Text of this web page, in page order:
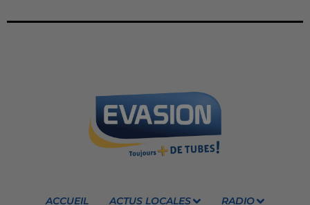
ACCUEIL ACTUS LOCALES RADIO